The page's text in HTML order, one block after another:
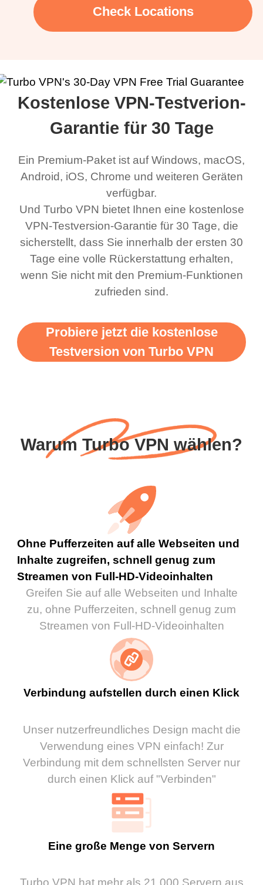
Check Locations
Kostenlose VPN-Testverion-
Garantie für 30 Tage
Ein Premium-Paket ist auf Windows, macOS,
Android, iOS, Chrome und weiteren Geräten
verfügbar.
Und Turbo VPN bietet Ihnen eine kostenlose
VPN-Testversion-Garantie für 30 Tage, die
sicherstellt, dass Sie innerhalb der ersten 30
Tage eine volle Rückerstattung erhalten,
wenn Sie nicht mit den Premium-Funktionen
zufrieden sind.
Probiere jetzt die kostenlose
Testversion von Turbo VPN
Warum Turbo VPN wählen?
Ohne Pufferzeiten auf alle Webseiten und
Inhalte zugreifen, schnell genug zum
Streamen von Full-HD-Videoinhalten
Greifen Sie auf alle Webseiten und Inhalte
zu, ohne Pufferzeiten, schnell genug zum
Streamen von Full-HD-Videoinhalten
Verbindung aufstellen durch einen Klick
Unser nutzerfreundliches Design macht die
Verwendung eines VPN einfach! Zur
Verbindung mit dem schnellsten Server nur
durch einen Klick auf "Verbinden"
Eine große Menge von Servern
Turbo VPN hat mehr als 21.000 Servern aus